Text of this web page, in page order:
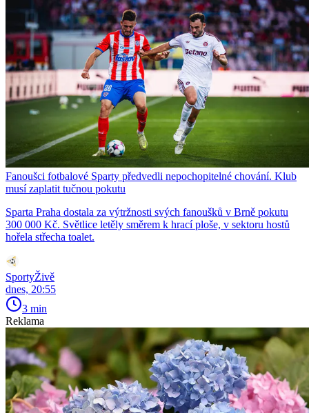
Fanoušci fotbalové Sparty předvedli nepochopitelné chování. Klub
musí zaplatit tučnou pokutu
Sparta Praha dostala za výtržnosti svých fanoušků v Brně pokutu
300 000 Kč. Světlice letěly směrem k hrací ploše, v sektoru hostů
hořela střecha toalet.
SportyŽivě
dnes, 20:55
3 min
Reklama